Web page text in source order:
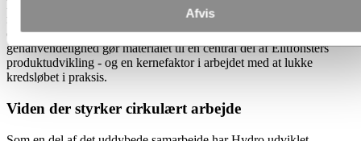
Afvis
Lokal produktion og en høj andel af genbrugsmaterialer bidrager til
reduceret klimapåvirkning, samtidig med at kvalitet og ydeevne
opretholdes. Aluminiums styrke, lave vægt og ubegrænsede
genanvendelighed gør materialet til en central del af Elitfönsters
produktudvikling - og en kernefaktor i arbejdet med at lukke
kredsløbet i praksis.
Viden der styrker cirkulært arbejde